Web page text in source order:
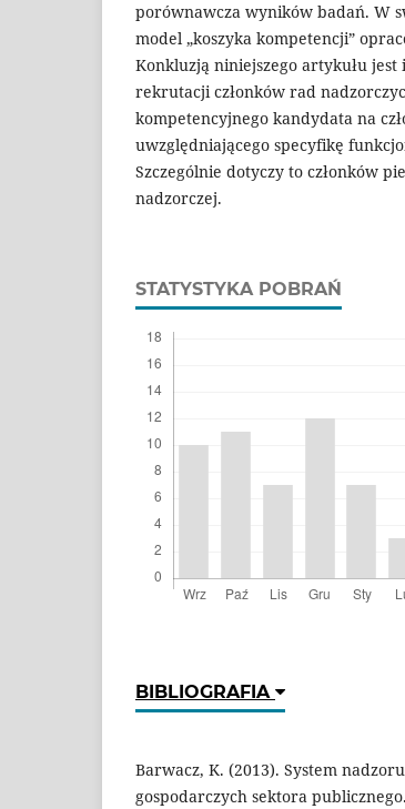
porównawcza wyników badań. W
model „koszyka kompetencji”
Konkluzją niniejszego artykułu
rekrutacji członków rad
kompetencyjnego kandydata na
uwzględniającego specyfikę
Szczególnie dotyczy to członków
nadzorczej.
STATYSTYKA POBRAŃ
BIBLIOGRAFIA
Barwacz, K. (2013). System
gospodarczych sektora